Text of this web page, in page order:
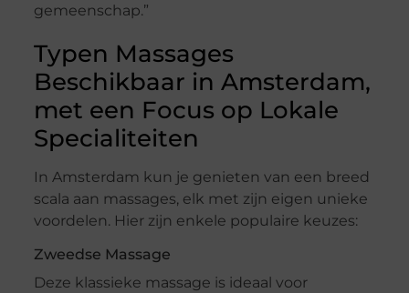
gemeenschap.”
Typen Massages
Beschikbaar in Amsterdam,
met een Focus op Lokale
Specialiteiten
In Amsterdam kun je genieten van een breed
scala aan massages, elk met zijn eigen unieke
voordelen. Hier zijn enkele populaire keuzes:
Zweedse Massage
Deze klassieke massage is ideaal voor